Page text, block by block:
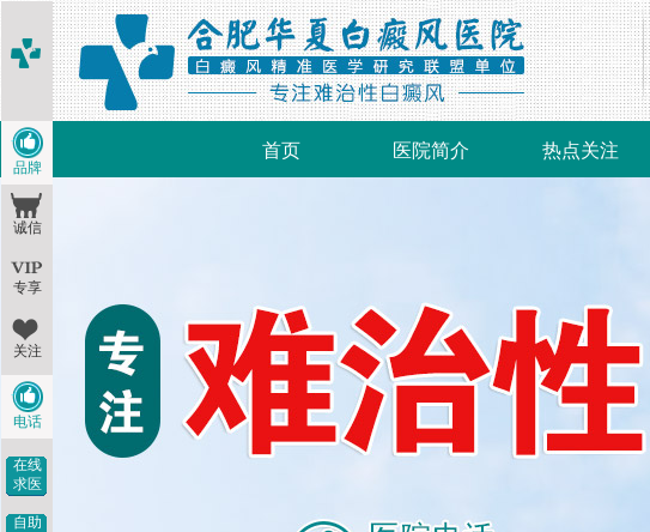
首页 医院简介 热点关注
品牌
诚信
专享
关注
电话
在线
求医
自助